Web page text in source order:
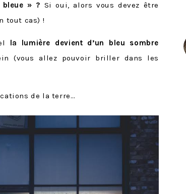
bleue » ? Si oui, alors vous devez être
tout cas) !
la lumière devient d’un bleu sombre
(vous allez pouvoir briller dans les
de la terre…